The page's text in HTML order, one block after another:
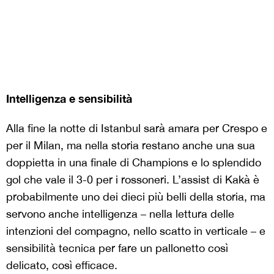
Intelligenza e sensibilità
Alla fine la notte di Istanbul sarà amara per Crespo e
per il Milan, ma nella storia restano anche una sua
doppietta in una finale di Champions e lo splendido
gol che vale il 3-0 per i rossoneri. L’assist di Kakà è
probabilmente uno dei dieci più belli della storia, ma
servono anche intelligenza – nella lettura delle
intenzioni del compagno, nello scatto in verticale – e
sensibilità tecnica per fare un pallonetto così
delicato, così efficace.